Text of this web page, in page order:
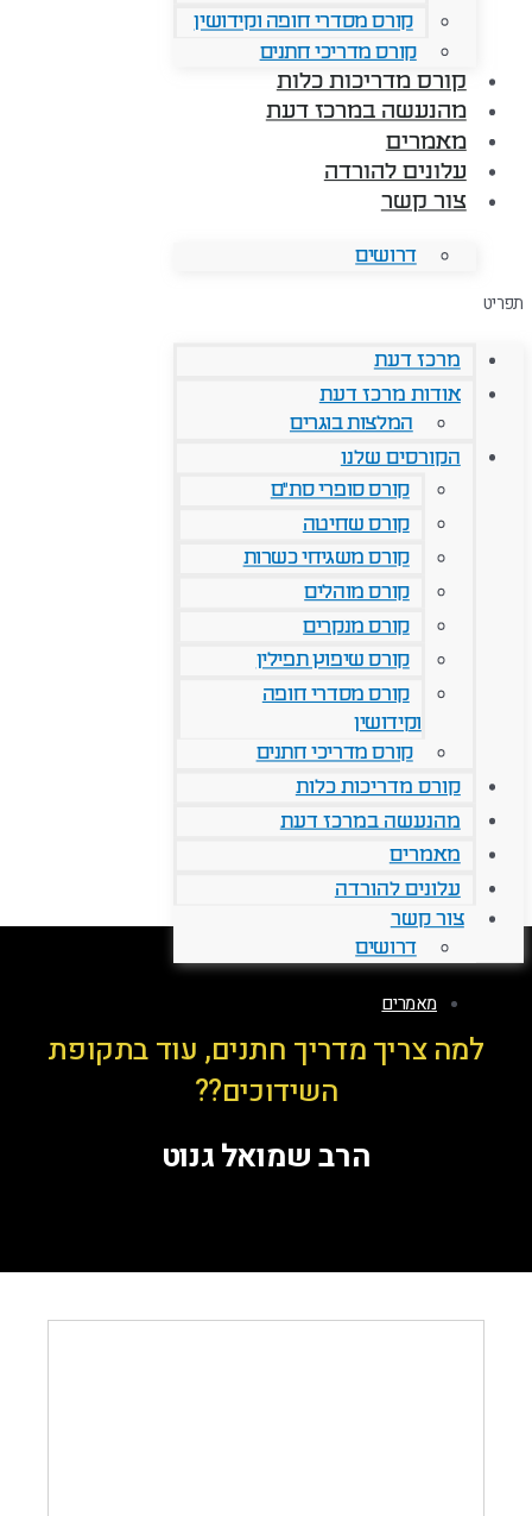
קורס מסדרי חופה וקידושין
קורס מדריכי חתנים
קורס מדריכות כלות
מהנעשה במרכז דעת
מאמרים
עלונים להורדה
צור קשר
דרושים
תפריט
מרכז דעת
אודות מרכז דעת
המלצות בוגרים
הקורסים שלנו
קורס סופרי סת"ם
קורס שחיטה
קורס משגיחי כשרות
קורס מוהלים
קורס מנקרים
קורס שיפוץ תפילין
קורס מסדרי חופה
וקידושין
קורס מדריכי חתנים
קורס מדריכות כלות
מהנעשה במרכז דעת
מאמרים
עלונים להורדה
צור קשר
דרושים
מאמרים
למה צריך מדריך חתנים, עוד בתקופת
השידוכים??
הרב שמואל גנוט